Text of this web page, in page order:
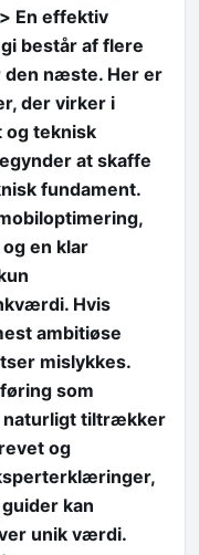
En effektiv
består af flere
den næste. Her er
der virker i
og teknisk
at skaffe
fundament.
en klar
Hvis
ambitiøse
mislykkes.
som
naturligt tiltrækker
og
kan
unik værdi.